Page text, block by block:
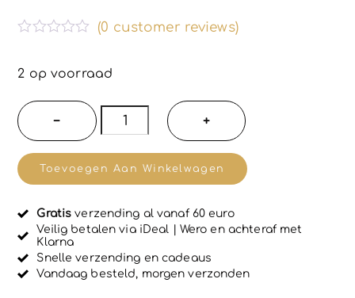
w
r
d
e
r
d
0
i
t
5
(0 customer reviews)
2 op voorraad
−
Stoere
100%
mouwloze
-
-
+
Toevoegen Aan Winkelwagen
Gratis verzending al vanaf 60 euro
Veilig betalen via iDeal | Wero en achteraf met
Klarna
Snelle verzending en cadeaus
Vandaag besteld, morgen verzonden